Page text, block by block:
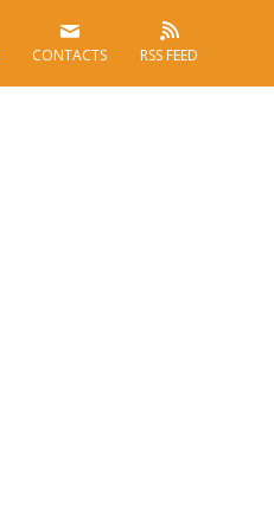
CONTACTS RSS FEED